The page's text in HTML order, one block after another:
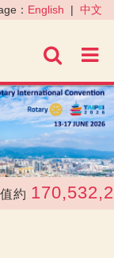
進階
： English | 中文
›
約